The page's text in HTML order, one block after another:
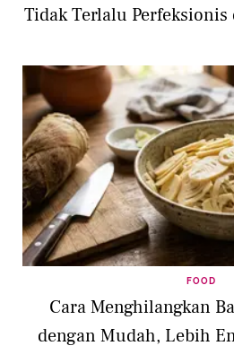
Tidak Terlalu Perfeksionis
FOOD
Cara Menghilangkan
dengan Mudah, Lebih